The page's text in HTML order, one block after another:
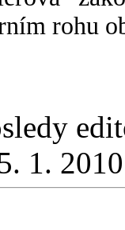
rohu
1.